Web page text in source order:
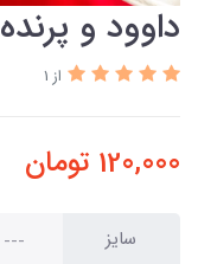
داوود و پرنده
از 1
120,000 تومان
سایز